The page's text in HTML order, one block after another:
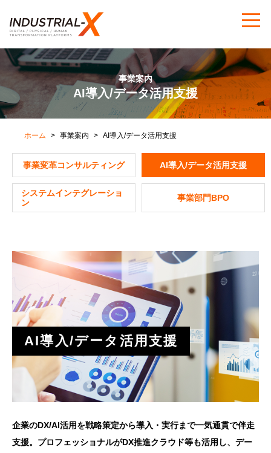
事業案内
AI導入/データ活用支援
ホーム 事業案内 AI導入/データ活用支援
事業変革コンサルティング AI導入/データ活用支援
システムインテグレーショ
ン
事業部門BPO
AI導入/データ活用支援
企業のDX/AI活用を戦略策定から導入・実行まで一気通貫で伴走
支援。プロフェッショナルがDX推進クラウド等も活用し、デー